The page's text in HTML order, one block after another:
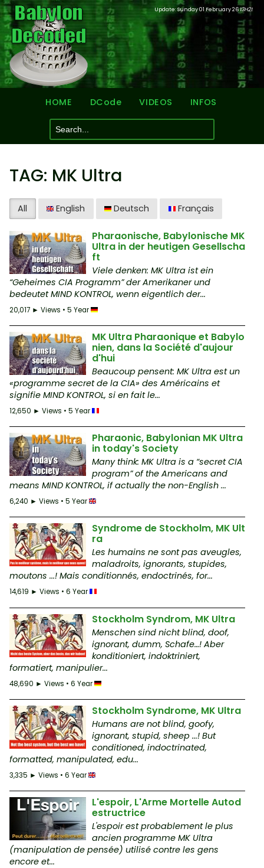
Update: Sunday 01 February 2613H21
HOME DCode VIDEOS INFOS
TAG: MK Ultra
All English Deutsch Français
Pharaonische, Babylonische MK
Ultra in der heutigen Gesellscha
ft
Viele denken: MK Ultra ist ein
“Geheimes CIA Programm” der Amerikaner und
bedeutet MIND KONTROL, wenn eigentlich der...
20,017 ► Views • 5 Year
MK Ultra Pharaonique et Babylo
nien, dans la Société d'aujour
d'hui
Beaucoup pensent: MK Ultra est un
«programme secret de la CIA» des Américains et
signifie MIND KONTROL, si en fait le...
12,650 ► Views • 5 Year
Pharaonic, Babylonian MK Ultra
in today's Society
Many think: MK Ultra is a “secret CIA
program” of the Americans and
means MIND KONTROL, if actually the non-English ...
6,240 ► Views • 5 Year
Syndrome de Stockholm, MK Ult
ra
Les humains ne sont pas aveugles,
maladroits, ignorants, stupides,
moutons ...! Mais conditionnés, endoctrinés, for...
14,619 ► Views • 6 Year
Stockholm Syndrom, MK Ultra
Menschen sind nicht blind, doof,
ignorant, dumm, Schafe…! Aber
konditioniert, indoktriniert,
formatiert, manipulier...
48,690 ► Views • 6 Year
Stockholm Syndrome, MK Ultra
Humans are not blind, goofy,
ignorant, stupid, sheep ...! But
conditioned, indoctrinated,
formatted, manipulated, edu...
3,335 ► Views • 6 Year
L'espoir, L'Arme Mortelle Autod
estructrice
L'espoir est probablement le plus
ancien programme MK Ultra
(manipulation de pensée) utilisé contre les gens
encore et...